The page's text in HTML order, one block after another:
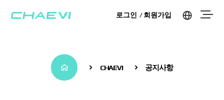
로그인 회원가입
CHAEVI 공지사항